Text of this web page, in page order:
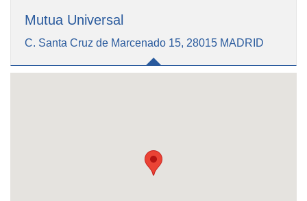
Mutua Universal
C. Santa Cruz de Marcenado 15, 28015 MADRID